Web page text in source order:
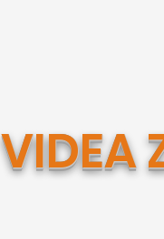
VIDEA